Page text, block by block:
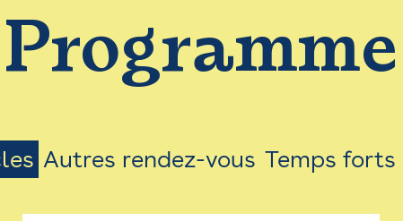
Menu
Programme
Autres rendez-vous Temps forts